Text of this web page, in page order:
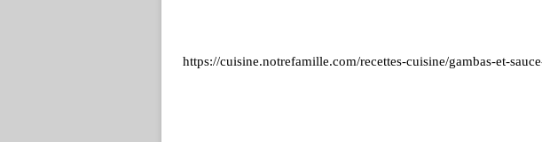
https://cuisine.notrefamille.com/recettes-cuisine/gambas-et-